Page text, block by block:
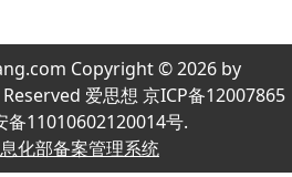
Copyright © 2026 by
爱思想 京ICP备12007865
备11010602120014号.
化部备案管理系统